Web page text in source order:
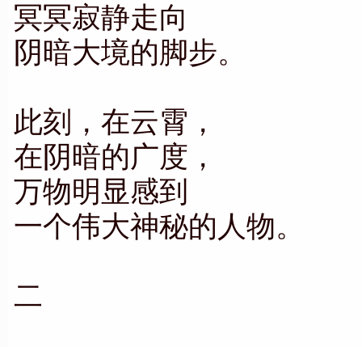
冥冥寂静走向
阴暗大境的脚步。
此刻，在云霄，
在阴暗的广度，
万物明显感到
一个伟大神秘的人物。
二